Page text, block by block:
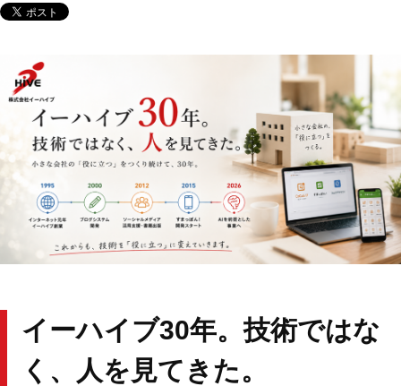
イーハイブ30年。技術ではな
く、人を見てきた。